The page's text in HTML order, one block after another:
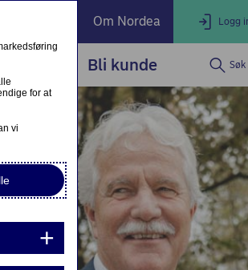
Om Nordea Logg
INN
Nettbank Privat
Nordea Business
Nordea Corporate
Bli kunde Søk
for at
vi